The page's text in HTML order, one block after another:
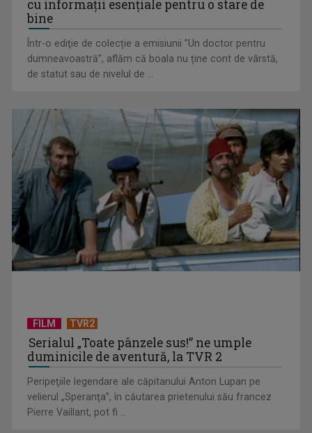
Un reper al cinematografiei mondiale, la TVR Cultural:
„Roma, oraș deschis”
De peste 160 de ani în slujba culturii românești. Povestea
cu informații esențiale pentru o stare de
bine
Într-o ediţie de colecție a emisiunii ”Un doctor pentru
dumneavoastră”, aflăm că boala nu ține cont de vârstă,
de statut sau de nivelul de ...
FILM TVR2
Serialul „Toate pânzele sus!” ne umple
duminicile de aventură, la TVR 2
Peripeţiile legendare ale căpitanului Anton Lupan pe
velierul „Speranţa”, în căutarea prietenului său francez
Pierre Vaillant, pot fi ...